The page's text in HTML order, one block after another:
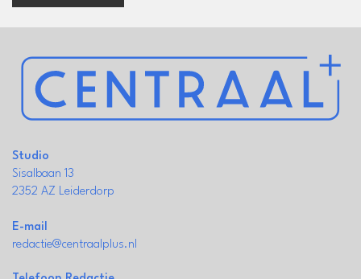
Studio
Sisalbaan 13
2352 AZ Leiderdorp
E-mail
redactie@centraalplus.nl